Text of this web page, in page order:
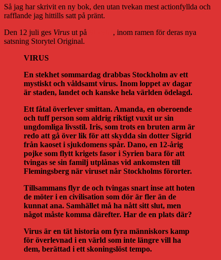
Så jag har skrivit en ny bok, den utan tvekan mest actionfyllda och
rafflande jag hittills satt på pränt.
Den 12 juli ges Virus ut på
, inom ramen för deras nya
satsning Storytel Original.
VIRUS
En stekhet sommardag drabbas Stockholm av ett
mystiskt och våldsamt virus. Inom loppet av dagar
är staden, landet och kanske hela världen ödelagd.
Ett fåtal överlever smittan. Amanda, en oberoende
och tuff person som aldrig riktigt vuxit ur sin
ungdomliga livsstil. Iris, som trots en bruten arm är
redo att gå över lik för att skydda sin dotter Sigrid
från kaoset i sjukdomens spår. Dano, en 12-årig
pojke som flytt krigets fasor i Syrien bara för att
tvingas se sin familj utplånas vid ankomsten till
Flemingsberg när viruset når Stockholms förorter.
Tillsammans flyr de och tvingas snart inse att hoten
de möter i en civilisation som dör är fler än de
kunnat ana. Samhället må ha nått sitt slut, men
något måste komma därefter. Har de en plats där?
Virus är en tät historia om fyra människors kamp
för överlevnad i en värld som inte längre vill ha
dem, berättad i ett skoningslöst tempo.